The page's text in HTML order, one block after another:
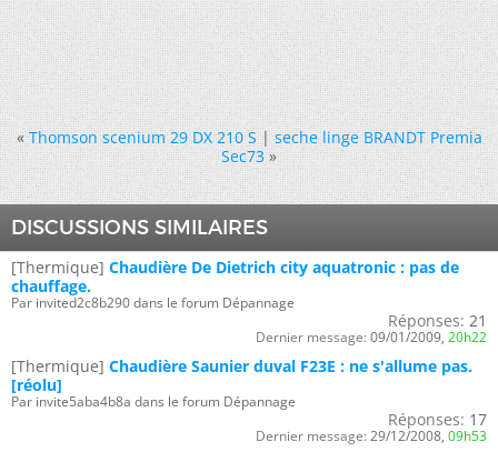
« Thomson scenium 29 DX 210 S|seche linge BRANDT Premia
Sec73 »
DISCUSSIONS SIMILAIRES
[Thermique] Chaudière De Dietrich city aquatronic : pas de
chauffage.
Par invited2c8b290 dans le forum Dépannage
Réponses: 21
Dernier message: 09/01/2009, 20h22
[Thermique] Chaudière Saunier duval F23E : ne s'allume pas.
[réolu]
Par invite5aba4b8a dans le forum Dépannage
Réponses: 17
Dernier message: 29/12/2008, 09h53